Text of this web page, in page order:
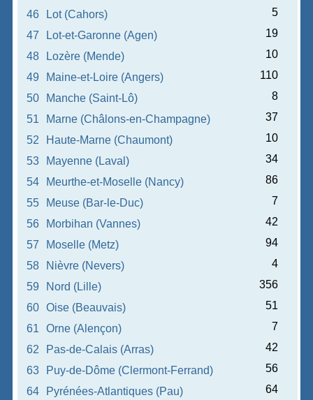
46
Lot (Cahors)
5
47
Lot-et-Garonne (Agen)
19
48
Lozère (Mende)
10
49
Maine-et-Loire (Angers)
110
50
Manche (Saint-Lô)
8
51
Marne (Châlons-en-Champagne)
37
52
Haute-Marne (Chaumont)
10
53
Mayenne (Laval)
34
54
Meurthe-et-Moselle (Nancy)
86
55
Meuse (Bar-le-Duc)
7
56
Morbihan (Vannes)
42
57
Moselle (Metz)
94
58
Nièvre (Nevers)
4
59
Nord (Lille)
356
60
Oise (Beauvais)
51
61
Orne (Alençon)
7
62
Pas-de-Calais (Arras)
42
63
Puy-de-Dôme (Clermont-Ferrand)
56
64
Pyrénées-Atlantiques (Pau)
64